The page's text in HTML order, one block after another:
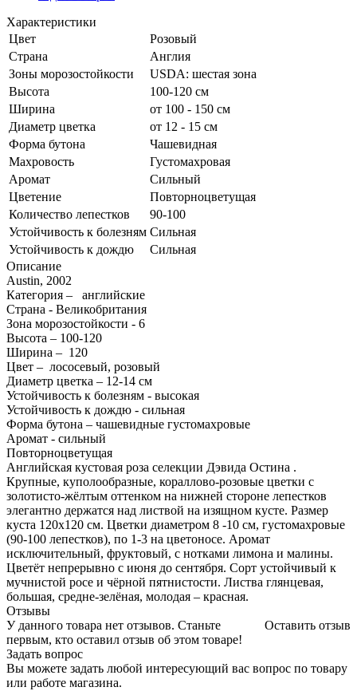
Характеристики
Цвет
Розовый
Страна
Англия
Зоны морозостойкости
USDA: шестая зона
Высота
100-120 см
Ширина
от 100 - 150 см
Диаметр цветка
от 12 - 15 см
Форма бутона
Чашевидная
Махровость
Густомахровая
Аромат
Сильный
Цветение
Повторноцветущая
Количество лепестков
90-100
Устойчивость к болезням Сильная
Устойчивость к дождю
Сильная
Описание
Austin, 2002
Категория – английские
Страна - Великобритания
Зона морозостойкости - 6
Высота – 100-120
Ширина – 120
Цвет – лососевый, розовый
Диаметр цветка – 12-14 см
Устойчивость к болезням - высокая
Устойчивость к дождю - сильная
Форма бутона – чашевидные густомахровые
Аромат - сильный
Повторноцветущая
Английская кустовая роза селекции Дэвида Остина .
Крупные, куполообразные, кораллово-розовые цветки с
золотисто-жёлтым оттенком на нижней стороне лепестков
элегантно держатся над листвой на изящном кусте. Размер
куста 120х120 см. Цветки диаметром 8 -10 см, густомахровые
(90-100 лепестков), по 1-3 на цветоносе. Аромат
исключительный, фруктовый, с нотками лимона и малины.
Цветёт непрерывно с июня до сентября. Сорт устойчивый к
мучнистой росе и чёрной пятнистости. Листва глянцевая,
большая, средне-зелёная, молодая – красная.
Отзывы
Оставить отзыв
У данного товара нет отзывов. Станьте
первым, кто оставил отзыв об этом товаре!
Задать вопрос
Вы можете задать любой интересующий вас вопрос по товару
или работе магазина.